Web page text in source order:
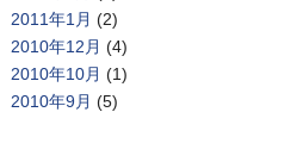
2011年1月 (2)
2010年12月 (4)
2010年10月 (1)
2010年9月 (5)